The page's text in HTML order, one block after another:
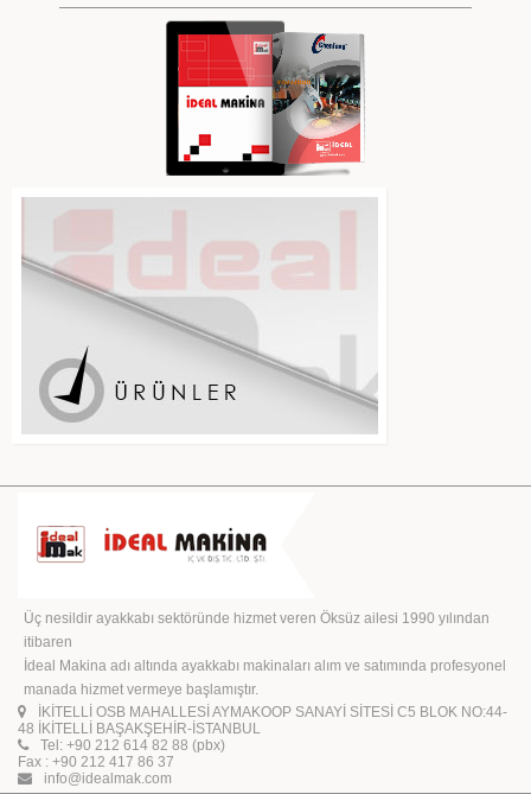
Üç nesildir ayakkabı sektöründe hizmet veren Öksüz ailesi 1990 yılından
itibaren
İdeal Makina adı altında ayakkabı makinaları alım ve satımında profesyonel
manada hizmet vermeye başlamıştır.
İKİTELLİ OSB MAHALLESİ AYMAKOOP SANAYİ SİTESİ C5 BLOK NO:44-
48 İKİTELLİ BAŞAKŞEHİR-İSTANBUL
Tel: +90 212 614 82 88 (pbx)
Fax : +90 212 417 86 37
info@idealmak.com